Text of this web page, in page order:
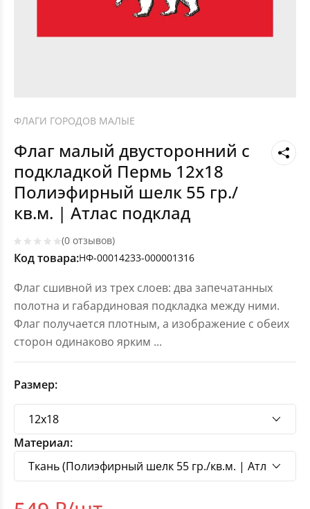
ФЛАГИ ГОРОДОВ МАЛЫЕ
Флаг малый двусторонний с
подкладкой Пермь 12х18
Полиэфирный шелк 55 гр./
кв.м. | Атлас подклад
(0 отзывов)
Код товара:НФ-00014233-000001316
Флаг сшивной из трех слоев: два запечатанных
полотна и габардиновая подкладка между ними.
Флаг получается плотным, а изображение с обеих
сторон одинаково ярким ...
Размер:
Материал: